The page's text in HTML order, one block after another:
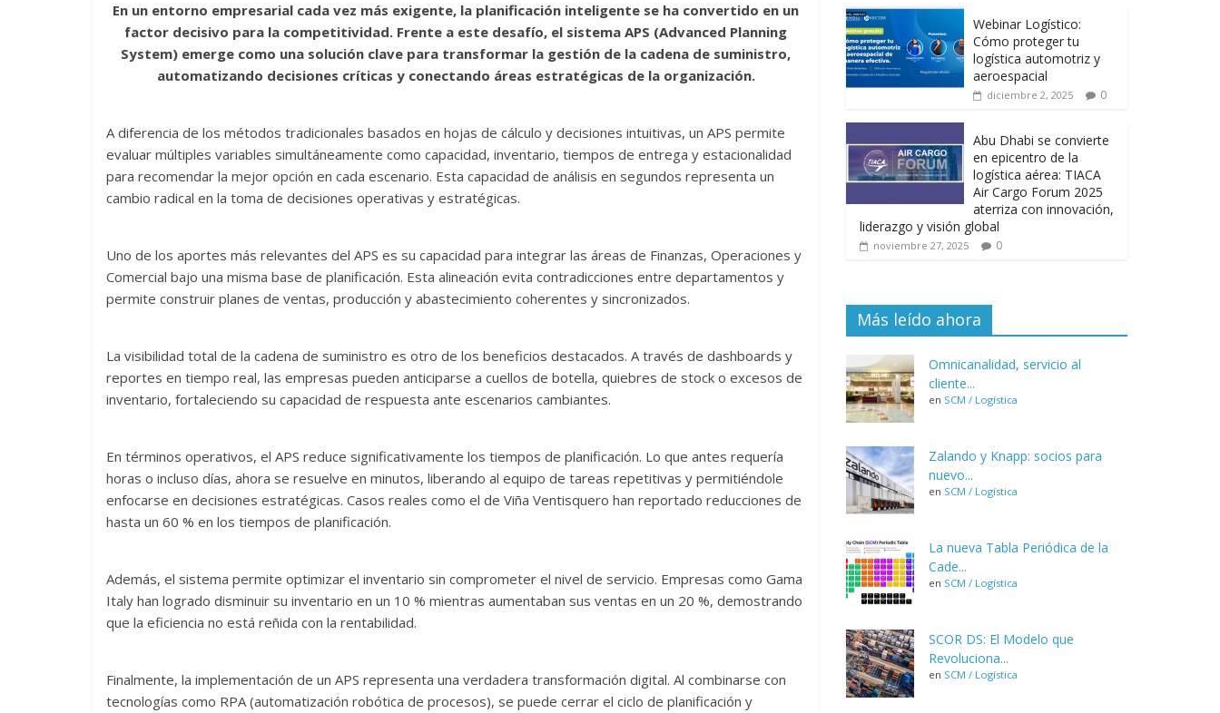
e
b
k
itt
er
ai
l
at
s
A
p
e
gr
a
m
p
ar
r
En un entorno empresarial cada vez más exigente, la planificación inteligente se ha convertido en un
factor decisivo para la competitividad. Frente a este desafío, el sistema APS (Advanced Planning
System) emerge como una solución clave para transformar la gestión de la cadena de suministro,
automatizando decisiones críticas y conectando áreas estratégicas de la organización.
A diferencia de los métodos tradicionales basados en hojas de cálculo y decisiones intuitivas, un APS permite
evaluar múltiples variables simultáneamente como capacidad, inventario, tiempos de entrega y estacionalidad
para recomendar la mejor opción en cada escenario. Esta capacidad de análisis en segundos representa un
cambio radical en la toma de decisiones operativas y estratégicas.
Uno de los aportes más relevantes del APS es su capacidad para integrar las áreas de Finanzas, Operaciones y
Comercial bajo una misma base de planificación. Esta alineación evita contradicciones entre departamentos y
permite construir planes de ventas, producción y abastecimiento coherentes y sincronizados.
La visibilidad total de la cadena de suministro es otro de los beneficios destacados. A través de dashboards y
reportes en tiempo real, las empresas pueden anticiparse a cuellos de botella, quiebres de stock o excesos de
inventario, fortaleciendo su capacidad de respuesta ante escenarios cambiantes.
En términos operativos, el APS reduce significativamente los tiempos de planificación. Lo que antes requería
horas o incluso días, ahora se resuelve en minutos, liberando al equipo de tareas repetitivas y permitiéndole
enfocarse en decisiones estratégicas. Casos reales como el de Viña Ventisquero han reportado reducciones de
hasta un 60 % en los tiempos de planificación.
Además, el sistema permite optimizar el inventario sin comprometer el nivel de servicio. Empresas como Gama
Italy han logrado disminuir su inventario en un 10 % mientras aumentaban sus ventas en un 20 %, demostrando
que la eficiencia no está reñida con la rentabilidad.
Finalmente, la implementación de un APS representa una verdadera transformación digital. Al combinarse con
tecnologías como RPA (automatización robótica de procesos), se puede cerrar el ciclo de planificación y
Webinar Logístico:
Cómo proteger tu
logística automotriz y
aeroespacial
diciembre 2, 2025 0
Abu Dhabi se convierte
en epicentro de la
logística aérea: TIACA
Air Cargo Forum 2025
aterriza con innovación,
liderazgo y visión global
noviembre 27, 2025 0
Más leído ahora
Omnicanalidad, servicio al
cliente...
en SCM / Logística
Zalando y Knapp: socios para
nuevo...
en SCM / Logística
La nueva Tabla Periódica de la
Cade...
en SCM / Logística
SCOR DS: El Modelo que
Revoluciona...
en SCM / Logística